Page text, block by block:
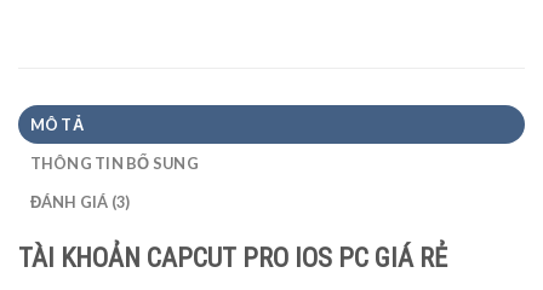
MÔ TẢ
THÔNG TIN BỔ SUNG
ĐÁNH GIÁ (3)
TÀI KHOẢN CAPCUT PRO IOS PC GIÁ RẺ